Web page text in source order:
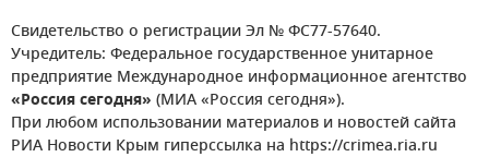
Свидетельство о регистрации Эл № ФС77-57640.
Учредитель: Федеральное государственное унитарное
предприятие Международное информационное агентство
«Россия сегодня» (МИА «Россия сегодня»).
При любом использовании материалов и новостей сайта
РИА Новости Крым гиперссылка на https://crimea.ria.ru